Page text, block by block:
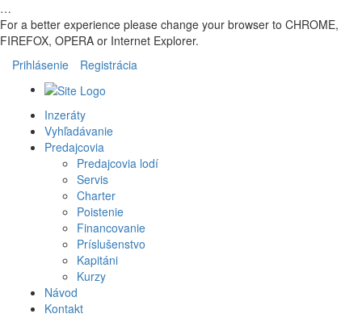
…
For a better experience please change your browser to CHROME,
FIREFOX, OPERA or Internet Explorer.
Prihlásenie
Registrácia
Inzeráty
Vyhľadávanie
Predajcovia
Predajcovia lodí
Servis
Charter
Poistenie
Financovanie
Príslušenstvo
Kapitáni
Kurzy
Návod
Kontakt